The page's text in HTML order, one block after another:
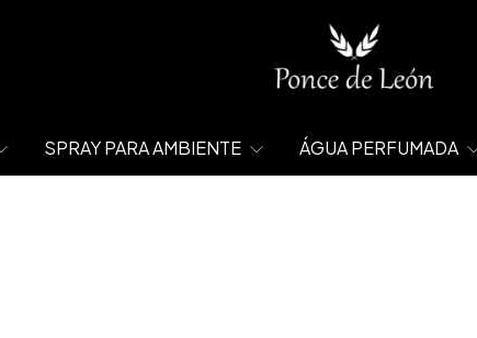
SPRAY PARA AMBIENTE ÁGUA PERFUMADA